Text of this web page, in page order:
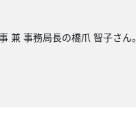
兼 事務局長の橋爪 智子さん。